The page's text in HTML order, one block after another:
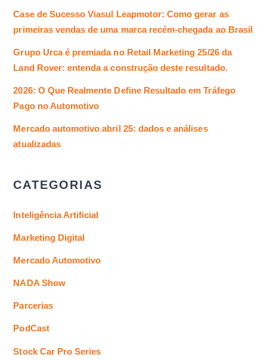
Case de Sucesso Viasul Leapmotor: Como gerar as
primeiras vendas de uma marca recém-chegada ao Brasil
Grupo Urca é premiada no Retail Marketing 25/26 da
Land Rover: entenda a construção deste resultado.
2026: O Que Realmente Define Resultado em Tráfego
Pago no Automotivo
Mercado automotivo abril 25: dados e análises
atualizadas
CATEGORIAS
Inteligência Artificial
Marketing Digital
Mercado Automotivo
NADA Show
Parcerias
PodCast
Stock Car Pro Series